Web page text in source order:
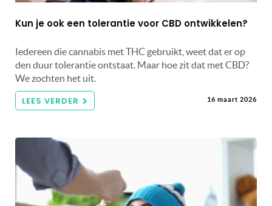
Kun je ook een tolerantie voor CBD ontwikkelen?
Iedereen die cannabis met THC gebruikt, weet dat er op
den duur tolerantie ontstaat. Maar hoe zit dat met CBD?
We zochten het uit.
LEES VERDER 16 maart 2026